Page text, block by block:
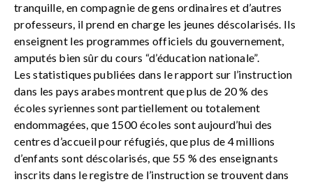
tranquille, en compagnie de gens ordinaires et d’autres
professeurs, il prend en charge les jeunes déscolarisés. Ils
enseignent les programmes officiels du gouvernement,
amputés bien sûr du cours “d’éducation nationale”.
Les statistiques publiées dans le rapport sur l’instruction
dans les pays arabes montrent que plus de 20 % des
écoles syriennes sont partiellement ou totalement
endommagées, que 1500 écoles sont aujourd’hui des
centres d’accueil pour réfugiés, que plus de 4 millions
d’enfants sont déscolarisés, que 55 % des enseignants
inscrits dans le registre de l’instruction se trouvent dans